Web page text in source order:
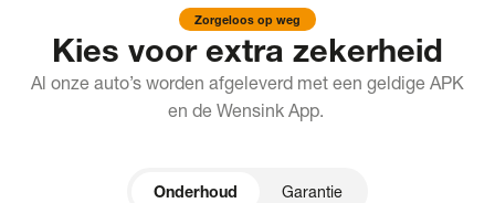
Zorgeloos op weg
Kies voor extra zekerheid
Al onze auto’s worden afgeleverd met een geldige APK
en de Wensink App.
Onderhoud Garantie